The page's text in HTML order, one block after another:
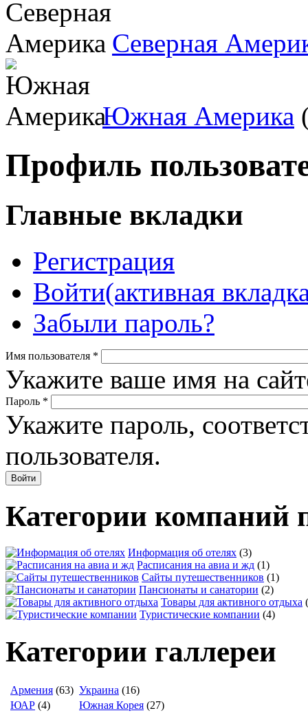
Северная
Южная Америка
Профиль
Главные вкладки
Регистрация
Войти(активная
Забыли пароль?
Имя пользователя *
Укажите ваше имя на
Пароль *
Укажите пароль,
пользователя.
Категории компаний
Информация об отелях (3)
Расписания на авиа и жд (1)
Сайты путешественников (1)
Пансионаты и санатории (2)
Товары для активного отдыха
Туристические компании (4)
Категории галлереи
Армения (63) Украина (16)
ЮАР (4) Южная Корея (27)